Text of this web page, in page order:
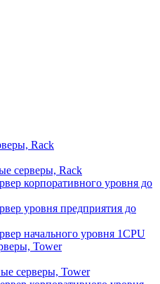
Rack
серверы, Rack
корпоративного уровня до
уровня предприятия до
начального уровня 1CPU
Tower
серверы, Tower